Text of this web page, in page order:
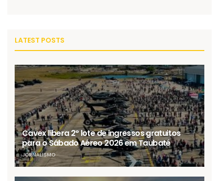
LATEST POSTS
Cavex libera 2º lote de ingressos gratuitos
para o Sábado Aéreo 2026 em Taubaté
JORNALISMO